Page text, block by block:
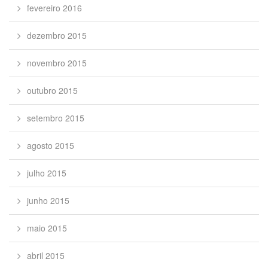
fevereiro 2016
dezembro 2015
novembro 2015
outubro 2015
setembro 2015
agosto 2015
julho 2015
junho 2015
maio 2015
abril 2015